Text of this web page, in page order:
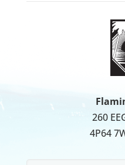
260
4P64